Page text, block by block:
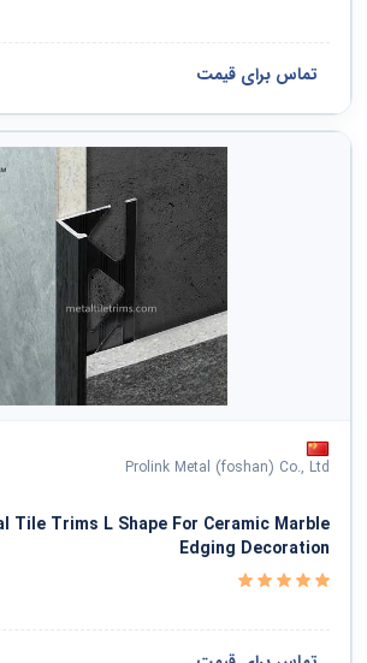
تماس برای قیمت
Prolink Metal (foshan) Co., Ltd
Tile Trims L Shape For Ceramic Marble
Edging Decoration